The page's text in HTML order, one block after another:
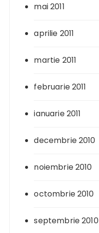
mai 2011
aprilie 2011
martie 2011
februarie 2011
ianuarie 2011
decembrie 2010
noiembrie 2010
octombrie 2010
septembrie 2010